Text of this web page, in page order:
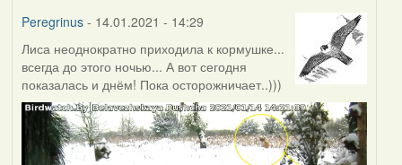
Peregrinus- 14.01.2021 - 14:29
Лиса неоднократно приходила к кормушке...
всегда до этого ночью... А вот сегодня
показалась и днём! Пока осторожничает..)))